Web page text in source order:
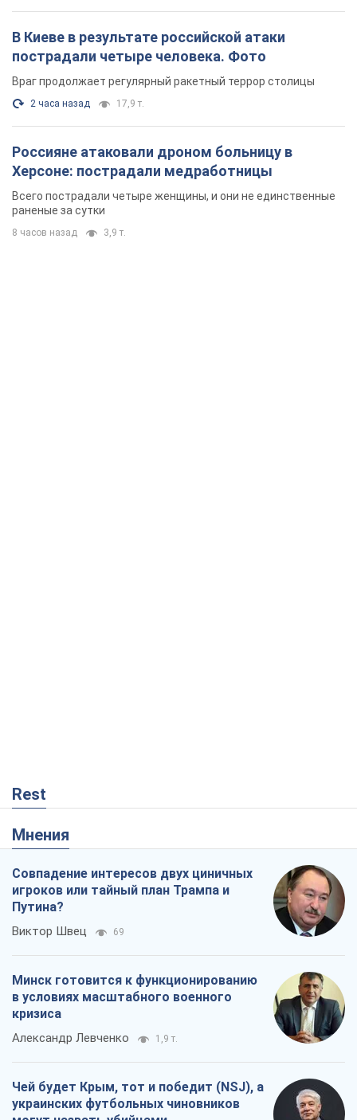
В Киеве в результате российской атаки
пострадали четыре человека. Фото
Враг продолжает регулярный ракетный террор столицы
2 часа назад 17,9 т.
Россияне атаковали дроном больницу в
Херсоне: пострадали медработницы
Всего пострадали четыре женщины, и они не единственные
раненые за сутки
8 часов назад 3,9 т.
Rest
Мнения
Совпадение интересов двух циничных
игроков или тайный план Трампа и
Путина?
Виктор Швец 69
Минск готовится к функционированию
в условиях масштабного военного
кризиса
Александр Левченко 1,9 т.
Чей будет Крым, тот и победит (NSJ), а
украинских футбольных чиновников